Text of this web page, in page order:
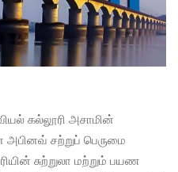
கல்லூரி அசாமின்
அபினவ் சற்றுப் பெருமை
சுற்றுலா மற்றும் பயண